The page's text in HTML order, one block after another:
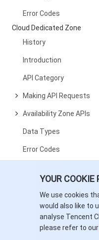
YOUR COOKIE
We use cookies
would also like to
analyse Tencent
please refer to our
Error Codes
Cloud Dedicated Zone
History
Introduction
API Category
Making API Requests
Availability Zone APIs
Data Types
Error Codes
History
Introduction
API Category
Making API Requests